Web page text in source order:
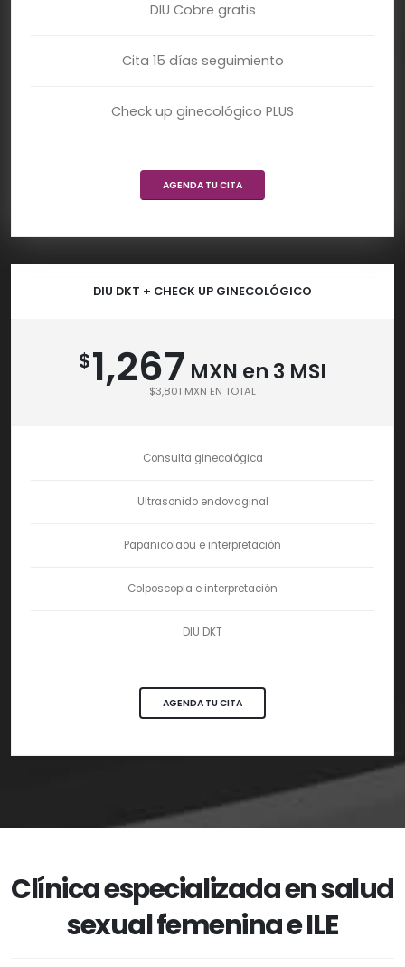
DIU Cobre gratis
Cita 15 días seguimiento
Check up ginecológico PLUS
AGENDA TU CITA
DIU DKT + CHECK UP GINECOLÓGICO
$1,267 MXN en 3 MSI
$3,801 MXN EN TOTAL
Consulta ginecológica
Ultrasonido endovaginal
Papanicolaou e interpretación
Colposcopia e interpretación
DIU DKT
AGENDA TU CITA
Clínica especializada en salud
sexual femenina e ILE